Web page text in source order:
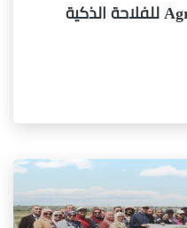
فعاليات منتدى Agrinnov 2025 للفلاحة الذكية